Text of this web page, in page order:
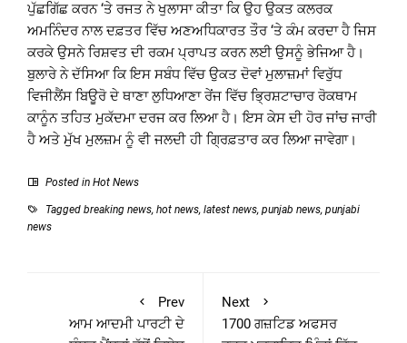
ਪੁੱਛਗਿੱਛ ਕਰਨ ‘ਤੇ ਰਜਤ ਨੇ ਖੁਲਾਸਾ ਕੀਤਾ ਕਿ ਉਹ ਉਕਤ ਕਲਰਕ
ਅਮਨਿੰਦਰ ਨਾਲ ਦਫ਼ਤਰ ਵਿੱਚ ਅਣਅਧਿਕਾਰਤ ਤੌਰ ‘ਤੇ ਕੰਮ ਕਰਦਾ ਹੈ ਜਿਸ
ਕਰਕੇ ਉਸਨੇ ਰਿਸ਼ਵਤ ਦੀ ਰਕਮ ਪ੍ਰਾਪਤ ਕਰਨ ਲਈ ਉਸਨੂੰ ਭੇਜਿਆ ਹੈ।
ਬੁਲਾਰੇ ਨੇ ਦੱਸਿਆ ਕਿ ਇਸ ਸਬੰਧ ਵਿੱਚ ਉਕਤ ਦੋਵਾਂ ਮੁਲਾਜ਼ਮਾਂ ਵਿਰੁੱਧ
ਵਿਜੀਲੈਂਸ ਬਿਊਰੋ ਦੇ ਥਾਣਾ ਲੁਧਿਆਣਾ ਰੇਂਜ ਵਿੱਚ ਭ੍ਰਿਸ਼ਟਾਚਾਰ ਰੋਕਥਾਮ
ਕਾਨੂੰਨ ਤਹਿਤ ਮੁਕੱਦਮਾ ਦਰਜ ਕਰ ਲਿਆ ਹੈ। ਇਸ ਕੇਸ ਦੀ ਹੋਰ ਜਾਂਚ ਜਾਰੀ
ਹੈ ਅਤੇ ਮੁੱਖ ਮੁਲਜ਼ਮ ਨੂੰ ਵੀ ਜਲਦੀ ਹੀ ਗ੍ਰਿਫ਼ਤਾਰ ਕਰ ਲਿਆ ਜਾਵੇਗਾ।
Posted in Hot News
Tagged breaking news, hot news, latest news, punjab news, punjabi
news
Prev
ਆਮ ਆਦਮੀ ਪਾਰਟੀ ਦੇ
Next
1700 ਗਜ਼ਟਿਡ ਅਫਸਰ